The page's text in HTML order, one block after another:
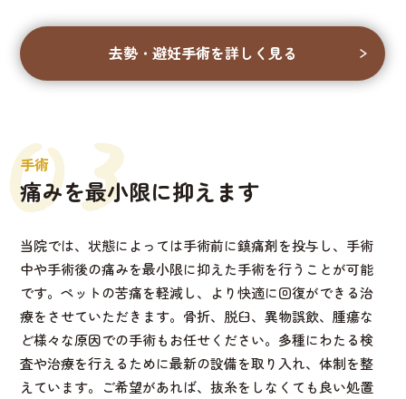
去勢・避妊手術を詳しく見る
03
手術
痛みを最小限に抑えます
当院では、状態によっては手術前に鎮痛剤を投与し、手術
中や手術後の痛みを最小限に抑えた手術を行うことが可能
です。ペットの苦痛を軽減し、より快適に回復ができる治
療をさせていただきます。骨折、脱臼、異物誤飲、腫瘍な
ど様々な原因での手術もお任せください。多種にわたる検
査や治療を行えるために最新の設備を取り入れ、体制を整
えています。ご希望があれば、抜糸をしなくても良い処置